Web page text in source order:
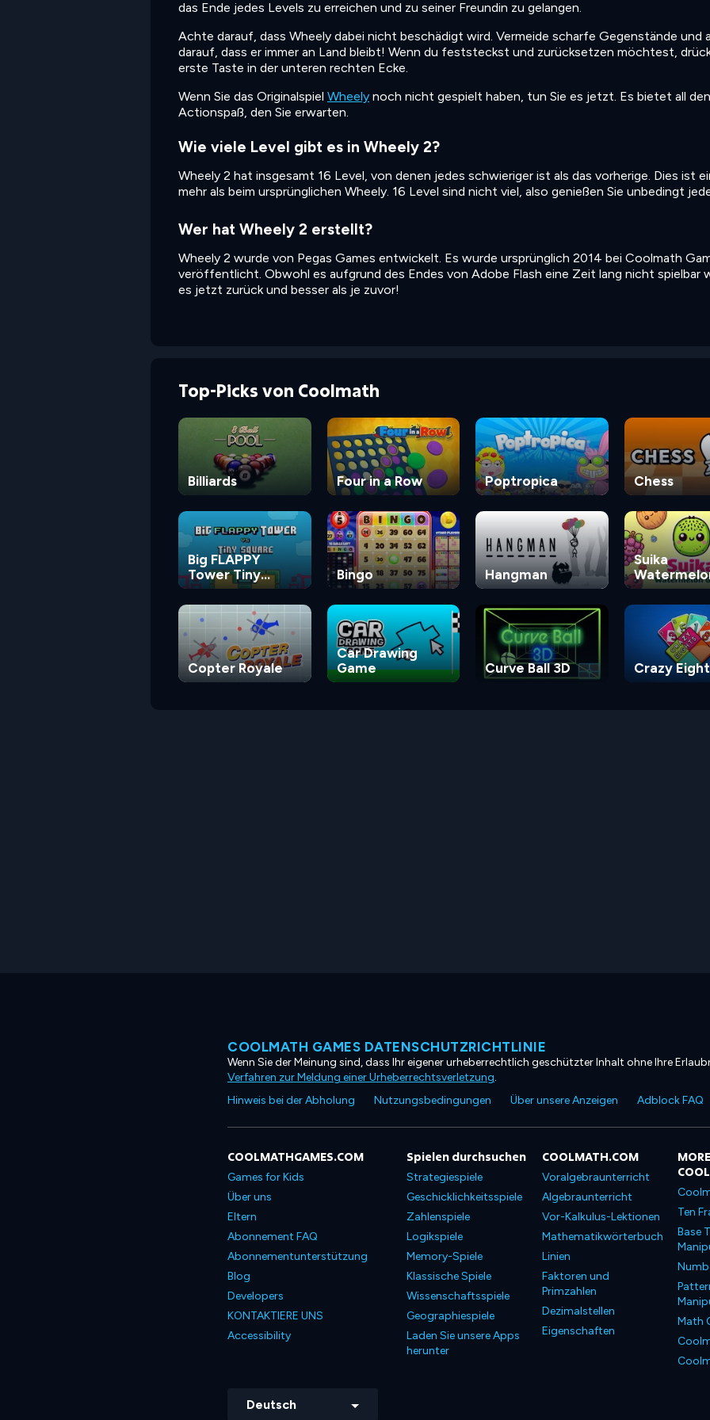
das Ende jedes Levels zu erreichen und zu seiner Freundin zu gelangen.
Achte darauf, dass Wheely dabei nicht beschädigt wird. Vermeide scharfe Gegenstände und
darauf, dass er immer an Land bleibt! Wenn du feststeckst und zurücksetzen möchtest,
erste Taste in der unteren rechten Ecke.
Wenn Sie das Originalspiel Wheely noch nicht gespielt haben, tun Sie es jetzt. Es bietet all den
Actionspaß, den Sie erwarten.
Wie viele Level gibt es in Wheely 2?
Wheely 2 hat insgesamt 16 Level, von denen jedes schwieriger ist als das vorherige. Dies ist
mehr als beim ursprünglichen Wheely. 16 Level sind nicht viel, also genießen Sie unbedingt
Wer hat Wheely 2 erstellt?
Wheely 2 wurde von Pegas Games entwickelt. Es wurde ursprünglich 2014 bei Coolmath
veröffentlicht. Obwohl es aufgrund des Endes von Adobe Flash eine Zeit lang nicht spielbar
es jetzt zurück und besser als je zuvor!
Top-Picks von Coolmath
Billiards Four in a Row Poptropica Chess
Big FLAPPY
Tower Tiny
Square
Bingo Hangman
Suika
Game
Copter Royale
Car Drawing
Game
Curve Ball 3D Crazy
COOLMATH GAMES DATENSCHUTZRICHTLINIE
Wenn Sie der Meinung sind, dass Ihr eigener urheberrechtlich geschützter Inhalt ohne Ihre
Verfahren zur Meldung einer Urheberrechtsverletzung.
Hinweis bei der Abholung
Nutzungsbedingungen Über unsere Anzeigen Adblock FAQ
COOLMATHGAMES.COM
Games for Kids
Über uns
Eltern
Abonnement FAQ
Abonnementunterstützung
Blog
Developers
KONTAKTIERE UNS
Accessibility
Spielen durchsuchen
Strategiespiele
Geschicklichkeitsspiele
Zahlenspiele
Logikspiele
Memory-Spiele
Klassische Spiele
Wissenschaftsspiele
Geographiespiele
Laden Sie unsere Apps
herunter
COOLMATH.COM
Voralgebraunterricht
Algebraunterricht
Vor-Kalkulus-Lektionen
Mathematikwörterbuch
Linien
Faktoren und
Primzahlen
Dezimalstellen
Eigenschaften
Ten
Base
Math
Deutsch